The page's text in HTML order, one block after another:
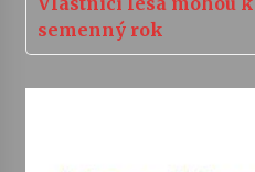
semenný rok